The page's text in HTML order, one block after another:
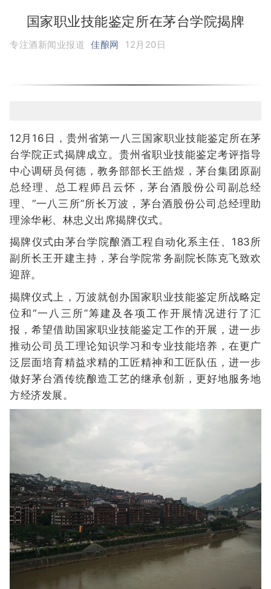
国家职业技能鉴定所在茅台学院揭牌
专注酒新闻业报道 佳酿网 12月20日
12月16日，贵州省第一八三国家职业技能鉴定所在茅
台学院正式揭牌成立。贵州省职业技能鉴定考评指导
中心调研员何德，教务部部长王皓煜，茅台集团原副
总经理、总工程师吕云怀，茅台酒股份公司副总经
理、“一八三所”所长万波，茅台酒股份公司总经理助
理涂华彬、林忠义出席揭牌仪式。
揭牌仪式由茅台学院酿酒工程自动化系主任、183所
副所长王开建主持，茅台学院常务副院长陈克飞致欢
迎辞。
揭牌仪式上，万波就创办国家职业技能鉴定所战略定
位和“一八三所”筹建及各项工作开展情况进行了汇
报，希望借助国家职业技能鉴定工作的开展，进一步
推动公司员工理论知识学习和专业技能培养，在更广
泛层面培育精益求精的工匠精神和工匠队伍，进一步
做好茅台酒传统酿造工艺的继承创新，更好地服务地
方经济发展。